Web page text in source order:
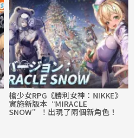
槍少女RPG《勝利女神：NIKKE》
實施新版本“MIRACLE
SNOW”！出現了兩個新角色！